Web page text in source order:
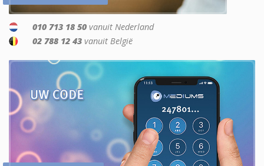
010 713 18 50 vanuit Nederland
02 788 12 43 vanuit België